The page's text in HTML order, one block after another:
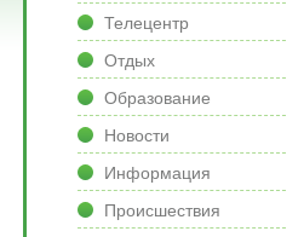
Телецентр
Отдых
Образование
Новости
Информация
Происшествия